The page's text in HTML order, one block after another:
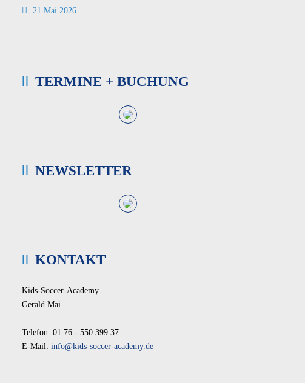
21 Mai 2026
TERMINE + BUCHUNG
NEWSLETTER
KONTAKT
Kids-Soccer-Academy
Gerald Mai
Telefon: 01 76 - 550 399 37
E-Mail: info@kids-soccer-academy.de